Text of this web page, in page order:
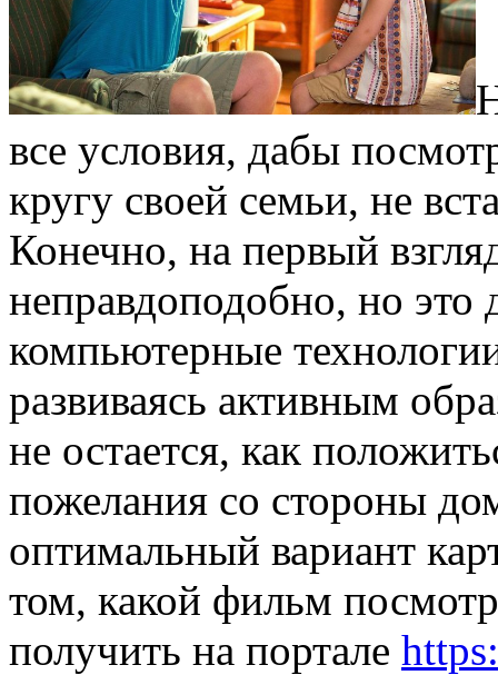
все условия, дабы
кругу своей семьи, не
Конечно, на первый
неправдоподобно, но это
компьютерные
развиваясь активным
не остается, как
пожелания со стороны
оптимальный вариант
том, какой фильм
получить на портале